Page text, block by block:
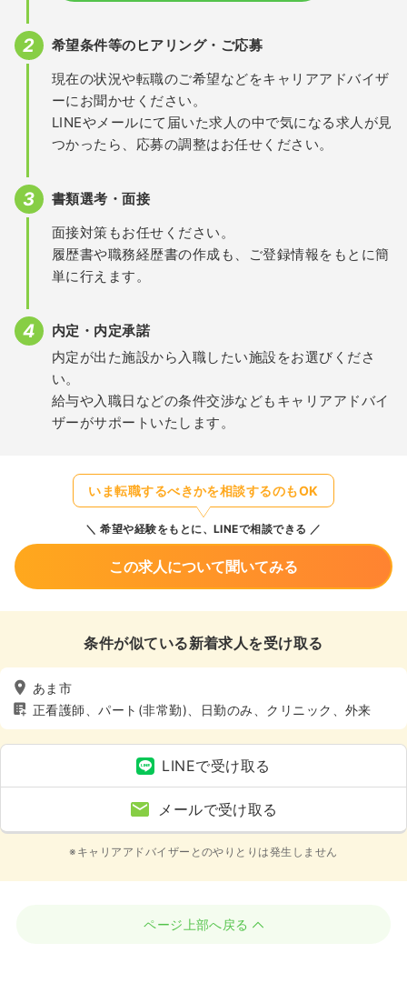
希望条件等のヒアリング・ご応募
現在の状況や転職のご希望などをキャリアアドバイザ
ーにお聞かせください。
LINEやメールにて届いた求人の中で気になる求人が見
つかったら、応募の調整はお任せください。
書類選考・面接
面接対策もお任せください。
履歴書や職務経歴書の作成も、ご登録情報をもとに簡
単に行えます。
内定・内定承諾
内定が出た施設から入職したい施設をお選びくださ
い。
給与や入職日などの条件交渉などもキャリアアドバイ
ザーがサポートいたします。
いま転職するべきかを相談するのもOK
希望や経験をもとに、LINEで相談できる
この求人について聞いてみる
条件が似ている新着求人を受け取る
あま市
正看護師、パート(非常勤)、日勤のみ、クリニック、外来
LINEで受け取る
メールで受け取る
※キャリアアドバイザーとのやりとりは発生しません
ページ上部へ戻る